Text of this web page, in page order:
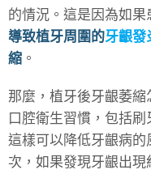
的情況。這是因為如果
導致植牙周圍的牙齦發
縮 。
那麼，植牙後牙齦萎
口腔衛生習慣，包括刷
這樣可以降低牙齦病
次，如果發現牙齦出